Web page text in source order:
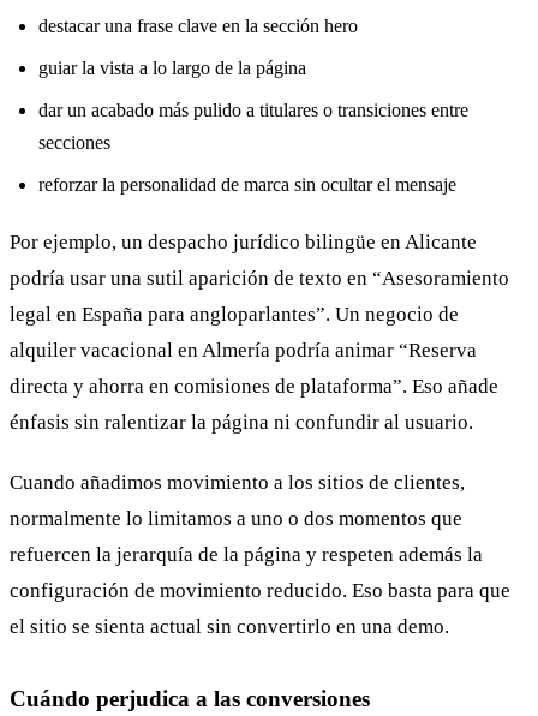
destacar una frase clave en la sección hero
guiar la vista a lo largo de la página
dar un acabado más pulido a titulares o transiciones entre
secciones
reforzar la personalidad de marca sin ocultar el mensaje
Por ejemplo, un despacho jurídico bilingüe en Alicante
podría usar una sutil aparición de texto en “Asesoramiento
legal en España para angloparlantes”. Un negocio de
alquiler vacacional en Almería podría animar “Reserva
directa y ahorra en comisiones de plataforma”. Eso añade
énfasis sin ralentizar la página ni confundir al usuario.
Cuando añadimos movimiento a los sitios de clientes,
normalmente lo limitamos a uno o dos momentos que
refuercen la jerarquía de la página y respeten además la
configuración de movimiento reducido. Eso basta para que
el sitio se sienta actual sin convertirlo en una demo.
Cuándo perjudica a las conversiones